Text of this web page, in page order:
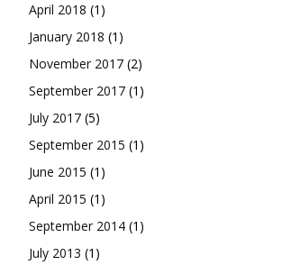
April 2018 (1)
January 2018 (1)
November 2017 (2)
September 2017 (1)
July 2017 (5)
September 2015 (1)
June 2015 (1)
April 2015 (1)
September 2014 (1)
July 2013 (1)